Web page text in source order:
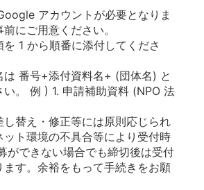
アカウントが必要となりま
にご⽤意ください。
を 1 から順番に添付してくださ
は 番号+添付資料名+ (団体名) と
い。 例 ) 1. 申請補助資料 (NPO 法
し替え・修正等には原則応じられ
ット環境の不具合等により受付時
ができない場合でも締切後は受付
ます。余裕をもって⼿続きをお願